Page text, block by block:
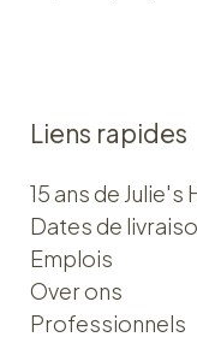
Liens rapides
15 ans de Julie's
Dates de
Emplois
Over ons​​
Professionnels